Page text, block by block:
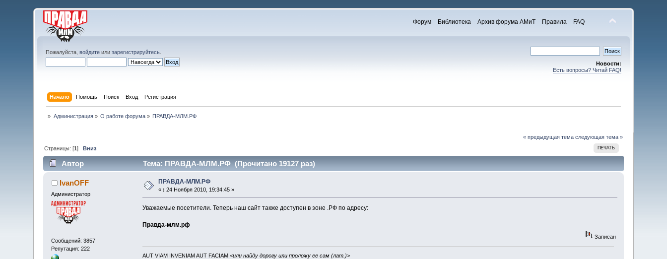
Форум Библиотека Архив форума АМиТ Правила FAQ
Пожалуйста,войдите илизарегистрируйтесь
Новости:
Есть вопросы? Читай FAQ!
Начало Помощь Поиск Вход Регистрация
» Администрация» О работе форума » ПРАВДА-МЛМ.РФ
« предыдущая тема следующая тема »
ПЕЧАТЬ
Страницы: [1]Вниз
Автор Тема: ПРАВДА-МЛМ.РФ (Прочитано 19127 раз)
IvanOFF
Администратор
Сообщений: 3857
Репутация: 222
ПРАВДА-МЛМ.РФ
« : 24 Ноября 2010, 19:34:45 »
Уважаемые посетители. Теперь наш сайт также доступен в зоне .РФ по адресу:
Правда-млм.рф
Записан
AUT VIAM INVENIAM AUT FACIAM <или найду дорогу или проложу ее сам (лат.)>